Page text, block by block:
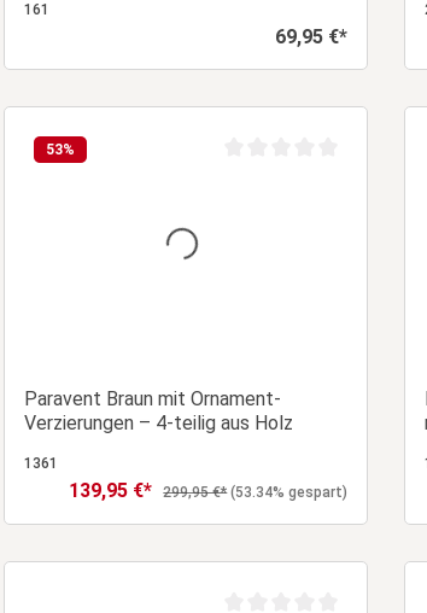
161
Regulärer Preis:
69,95 €*
53%
Paravent Braun mit Ornament-
Verzierungen – 4-teilig aus Holz
1361
Verkaufspreis:
139,95 €* Regulärer Preis:
299,95 €* (53.34% gespart)